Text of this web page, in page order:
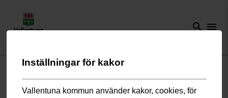
search menu
Start/Förskola och skola/Grundskola och fritidshem
här arbetar vi
Inflytande och samverkan / Skolsamråd
Inställningar för kakor
Vallentuna kommun använder kakor, cookies, för